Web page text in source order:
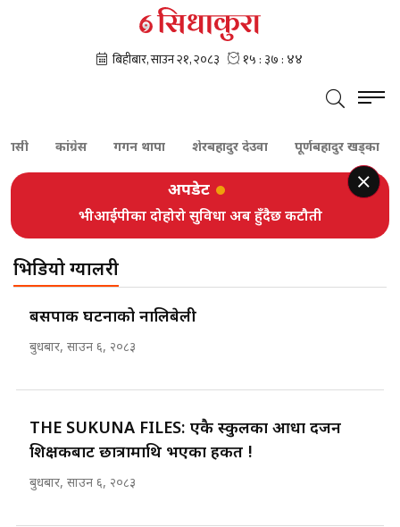
कांग्रेस गगन थापा शेरबहादुर देउवा पूर्णबहादुर खड्का
अपडेट
भीआईपीका दोहोरो सुविधा अब हुँदैछ कटौती
भिडियो ग्यालरी
बसपार्क घटनाको नालिबेली
बुधबार, साउन ६, २०८३
THE SUKUNA FILES: एकै स्कुलका आधा दर्जन
शिक्षकबाट छात्रामाथि भएका हर्कत !
बुधबार, साउन ६, २०८३